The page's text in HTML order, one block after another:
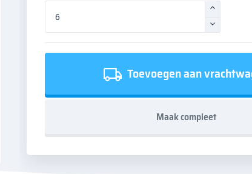
Toevoegen aan
Maak compleet